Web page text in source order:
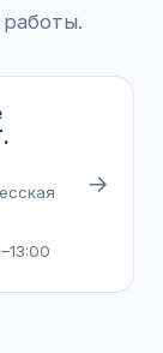
→